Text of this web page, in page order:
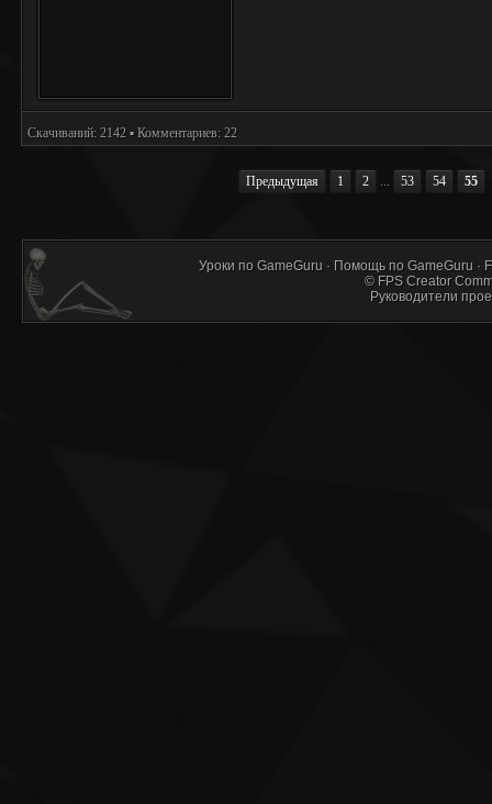
Скачиваний: 2142 ▪ Комментариев: 22
Предыдущая 1 2 ... 53 54 55
Уроки по GameGuru · Помощь по GameGuru ·
© FPS Creator
Руководители